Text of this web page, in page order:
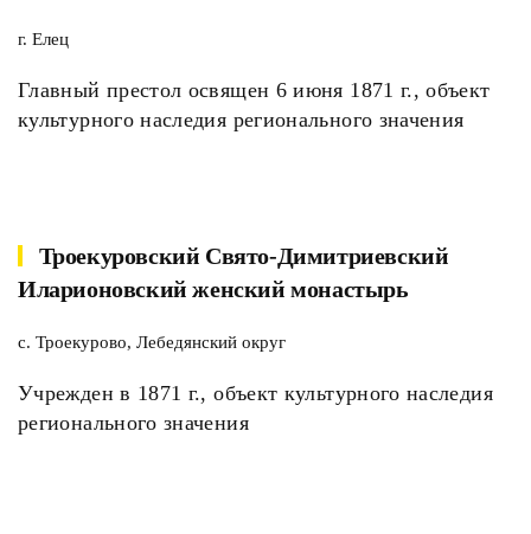
г. Елец
Главный престол освящен 6 июня 1871 г., объект
культурного наследия регионального значения
Троекуровский Свято-Димитриевский
Иларионовский женский монастырь
с. Троекурово, Лебедянский округ
Учрежден в 1871 г., объект культурного наследия
регионального значения